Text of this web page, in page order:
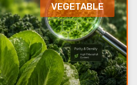
VEGETABLE